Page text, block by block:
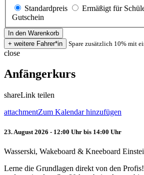
Standardpreis
Ermäßigt für
Gutschein
Spare zusätzlich 10% mit
close
Anfängerkurs
shareLink teilen
attachmentZum Kalendar hinzufügen
23. August 2026 - 12:00 Uhr bis 14:00 Uhr
Wasserski, Wakeboard & Kneeboard
Lerne die Grundlagen direkt von den